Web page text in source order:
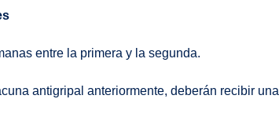
entre la primera y la segunda.
antigripal anteriormente, deberán recibir una